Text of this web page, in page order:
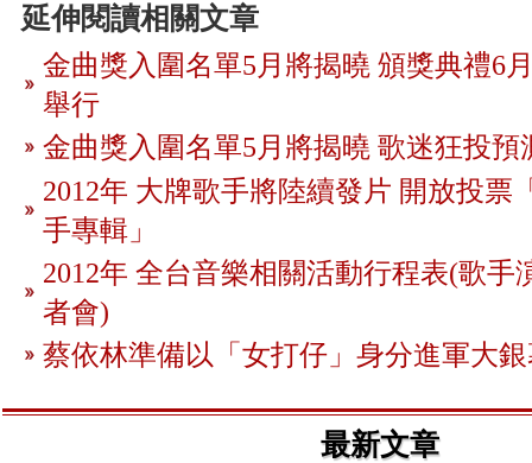
延伸閱讀相關文章
金曲獎入圍名單5月將揭曉 頒獎典禮6
舉行
金曲獎入圍名單5月將揭曉 歌迷狂投預
2012年 大牌歌手將陸續發片 開放投票
手專輯」
2012年 全台音樂相關活動行程表(歌手
者會)
蔡依林準備以「女打仔」身分進軍大
最新文章